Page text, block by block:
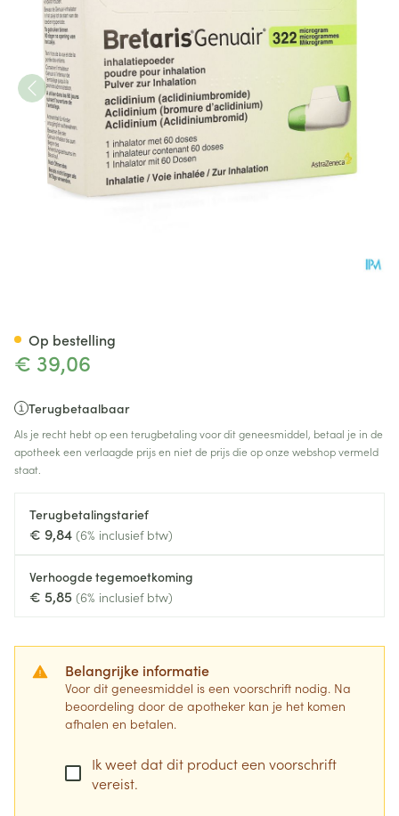
€ 39,06
Terugbetaalbaar
Als je recht hebt op een terugbetaling voor dit geneesmiddel, betaal je in de
apotheek een verlaagde prijs en niet de prijs die op onze webshop vermeld
staat.
Terugbetalingstarief
€ 9,84 (6% inclusief btw)
Verhoogde tegemoetkoming
€ 5,85 (6% inclusief btw)
Belangrijke informatie
Voor dit geneesmiddel is een voorschrift nodig. Na
beoordeling door de apotheker kan je het komen
afhalen en betalen.
Ik weet dat dit product een voorschrift
vereist.
Op bestelling